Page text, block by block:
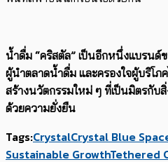
น้ำดื่ม “คริสตัล” เป็นอีกหนึ่งแบรนด์
ผู้นำตลาดน้ำดื่ม และครองใจผู้บริโภ
สร้างนวัตกรรมใหม่ ๆ ที่เป็นมิตรกับ
ด้วยความยั่งยืน
Tags:CrystalCrystal Blue
Sustainable GrowthTethered